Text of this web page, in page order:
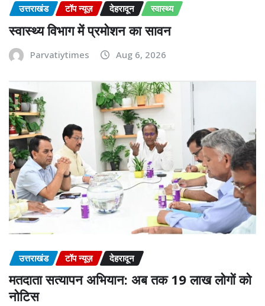
उत्तराखंड टॉप न्यूज़ देहरादून स्वास्थ्य
स्वास्थ्य विभाग में प्रमोशन का सावन
Parvatiytimes Aug 6, 2026
उत्तराखंड टॉप न्यूज़ देहरादून
मतदाता सत्यापन अभियान: अब तक 19 लाख लोगों को
नोटिस